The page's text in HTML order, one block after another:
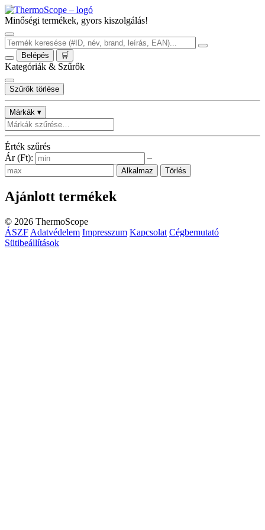
Minőségi termékek, gyors kiszolgálás!
Belépés 🛒
Kategóriák & Szűrők
Szűrők törlése
Márkák ▾
Érték szűrés
Ár (Ft):
–
Alkalmaz Törlés
Ajánlott termékek
© 2026 ThermoScope
ÁSZF Adatvédelem Impresszum Kapcsolat Cégbemutató
Sütibeállítások